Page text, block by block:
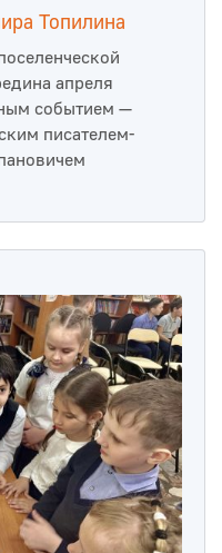
Топилина
апреля
событием —
писателем-